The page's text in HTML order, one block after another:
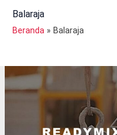
Balaraja
Beranda Balaraja